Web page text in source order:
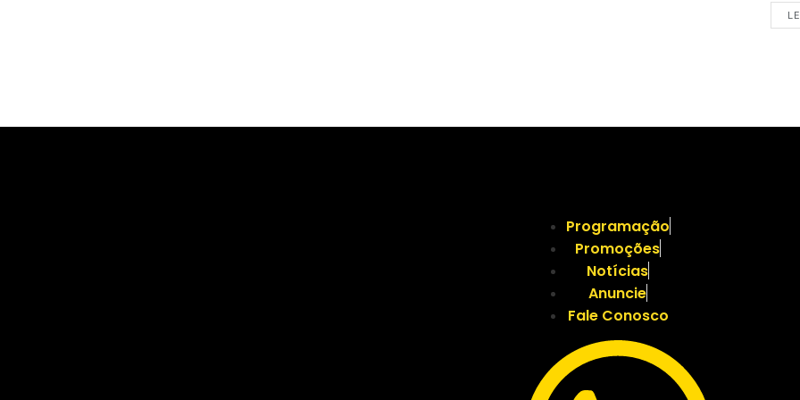
Programação
Promoções
Notícias
Anuncie
Fale Conosco